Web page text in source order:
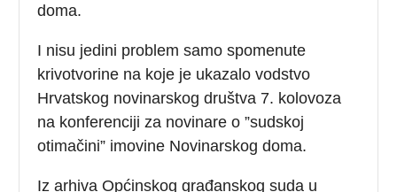
doma.
I nisu jedini problem samo spomenute
krivotvorine na koje je ukazalo vodstvo
Hrvatskog novinarskog društva 7. kolovoza
na konferenciji za novinare o ”sudskoj
otimačini” imovine Novinarskog doma.
Iz arhiva Općinskog građanskog suda u